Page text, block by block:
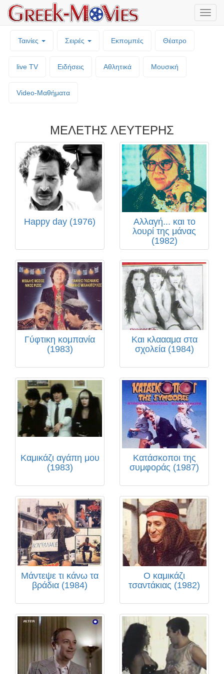
Ταινίες Σειρές Εκπομπές Θέατρο
live TV Ειδήσεις Αθλητικά Μουσική
Video-Mαθήματα
ΜΕΛΕΤΗΣ ΛΕΥΤΕΡΗΣ
Happy day (1976)
Αλλαγή... και το
λουρί της μάνας
(1982)
Γύφτικη κομπανία
(1983)
Και κλαααμα στα
σχολεία (1984)
Καμικάζι αγάπη μου
(1983)
Κατάσκοποι της
συμφοράς (1987)
Μάντεψε τι κάνω τα
βράδια (1984)
Ο καμικάζι
τσαντάκιας (1982)